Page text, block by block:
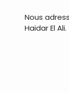
Nous
Haidar El Ali.